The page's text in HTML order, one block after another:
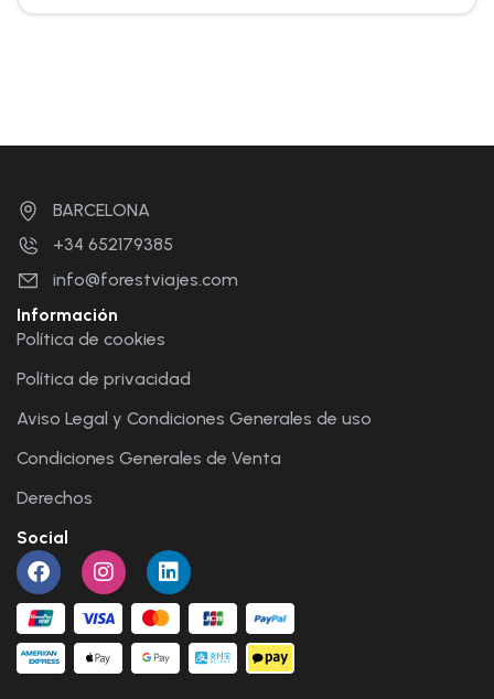
BARCELONA
+34 652179385
info@forestviajes.com
Información
Política de cookies
Política de privacidad
Aviso Legal y Condiciones Generales de uso
Condiciones Generales de Venta
Derechos
Social